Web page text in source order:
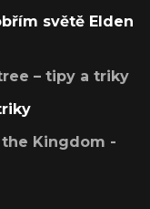
světě Elden
– tipy a triky
Kingdom -